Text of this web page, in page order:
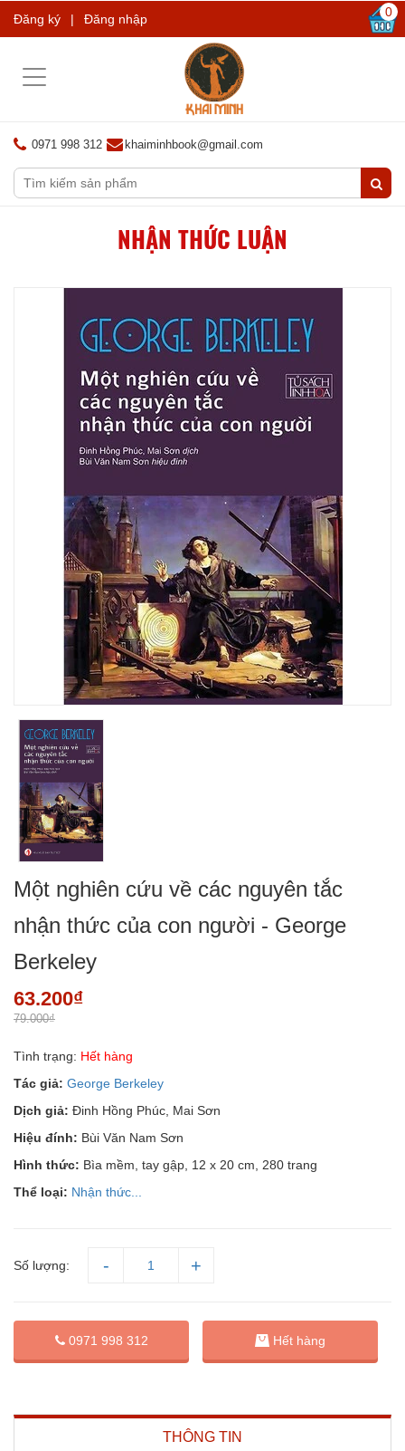
Đăng ký | Đăng nhập 0
Toggle
0971 998 312 khaiminhbook@gmail.com
NHẬN THỨC LUẬN
Một nghiên cứu về các nguyên tắc
nhận thức của con người - George
Berkeley
63.200₫
79.000₫
Tình trạng: Hết hàng
Tác giả: George Berkeley
Dịch giả: Đinh Hồng Phúc, Mai Sơn
Hiệu đính: Bùi Văn Nam Sơn
Hình thức: Bìa mềm, tay gập, 12 x 20 cm, 280 trang
Thể loại: Nhận thức...
Số lượng:
0971 998 312 Hết hàng
THÔNG TIN